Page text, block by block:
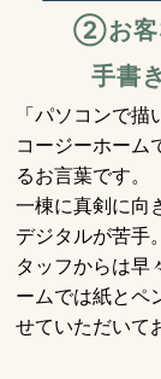
②お客
手書
「パソコンで
コージーホーム
るお言葉です。
一棟に真剣に向
デジタルが苦手
タッフからは早
ームでは紙とペ
せていただいて